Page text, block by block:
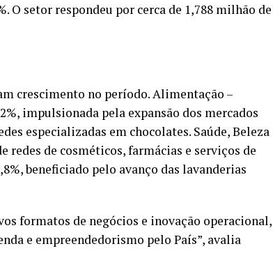
O setor respondeu por cerca de 1,788 milhão de
crescimento no período. Alimentação –
impulsionada pela expansão dos mercados
especializadas em chocolates. Saúde, Beleza
redes de cosméticos, farmácias e serviços de
beneficiado pelo avanço das lavanderias
formatos de negócios e inovação operacional,
e empreendedorismo pelo País”, avalia